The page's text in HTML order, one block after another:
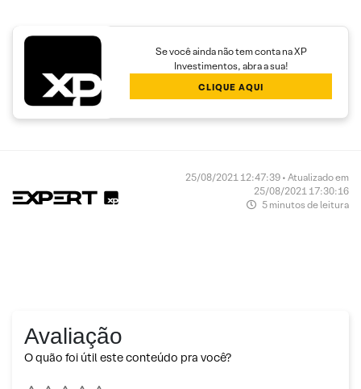
Se você ainda não tem conta na XP
Investimentos, abra a sua!
CLIQUE AQUI
25/08/2021 12:47:39 • Atualizado em
25/08/2021 17:30:16
5 minutos de leitura
Avaliação
O quão foi útil este conteúdo pra você?